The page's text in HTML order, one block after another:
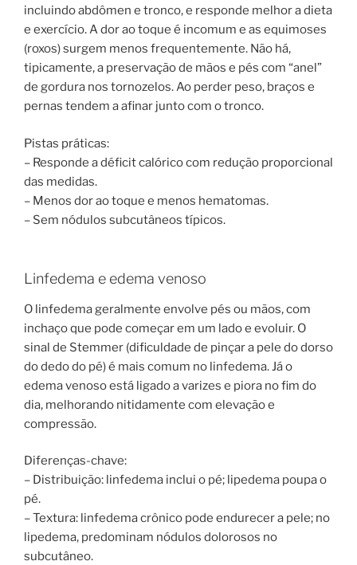
incluindo abdômen e tronco, e responde melhor a dieta
e exercício. A dor ao toque é incomum e as equimoses
(roxos) surgem menos frequentemente. Não há,
tipicamente, a preservação de mãos e pés com “anel”
de gordura nos tornozelos. Ao perder peso, braços e
pernas tendem a afinar junto com o tronco.
Pistas práticas:
– Responde a déficit calórico com redução proporcional
das medidas.
– Menos dor ao toque e menos hematomas.
– Sem nódulos subcutâneos típicos.
Linfedema e edema venoso
O linfedema geralmente envolve pés ou mãos, com
inchaço que pode começar em um lado e evoluir. O
sinal de Stemmer (dificuldade de pinçar a pele do dorso
do dedo do pé) é mais comum no linfedema. Já o
edema venoso está ligado a varizes e piora no fim do
dia, melhorando nitidamente com elevação e
compressão.
Diferenças-chave:
– Distribuição: linfedema inclui o pé; lipedema poupa o
pé.
– Textura: linfedema crônico pode endurecer a pele; no
lipedema, predominam nódulos dolorosos no
subcutâneo.